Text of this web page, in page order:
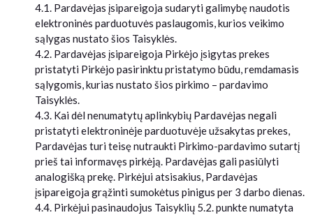
4.1. Pardavėjas įsipareigoja sudaryti galimybę naudotis
elektroninės parduotuvės paslaugomis, kurios veikimo
sąlygas nustato šios Taisyklės.
4.2. Pardavėjas įsipareigoja Pirkėjo įsigytas prekes
pristatyti Pirkėjo pasirinktu pristatymo būdu, remdamasis
sąlygomis, kurias nustato šios pirkimo – pardavimo
Taisyklės.
4.3. Kai dėl nenumatytų aplinkybių Pardavėjas negali
pristatyti elektroninėje parduotuvėje užsakytas prekes,
Pardavėjas turi teisę nutraukti Pirkimo-pardavimo sutartį
prieš tai informavęs pirkėją. Pardavėjas gali pasiūlyti
analogišką prekę. Pirkėjui atsisakius, Pardavėjas
įsipareigoja grąžinti sumokėtus pinigus per 3 darbo dienas.
4.4. Pirkėjui pasinaudojus Taisyklių 5.2. punkte numatyta